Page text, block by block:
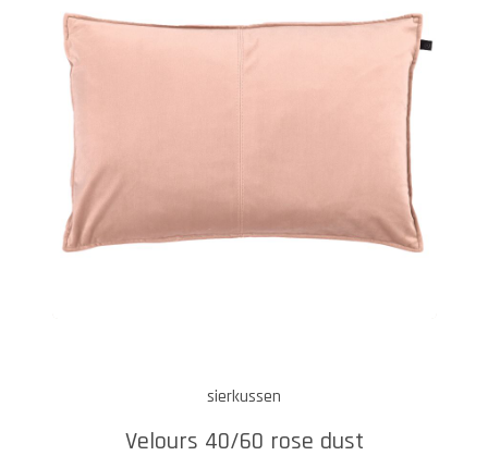
sierkussen
Velours 40/60 rose dust